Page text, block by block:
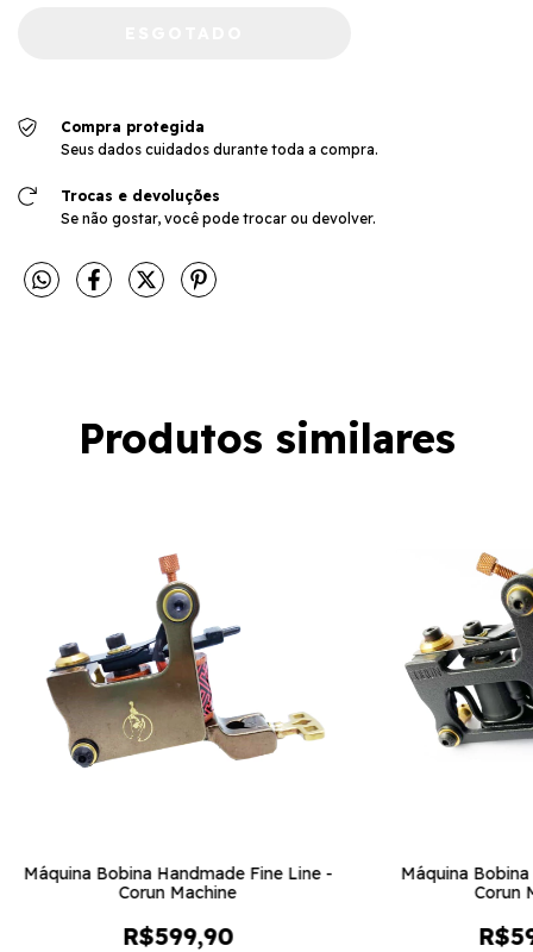
Compra protegida
Seus dados cuidados durante toda a compra.
Trocas e devoluções
Se não gostar, você pode trocar ou devolver.
Produtos similares
Máquina Bobina Handmade Fine Line -
Corun Machine
R$599,90
Máquina
Corun